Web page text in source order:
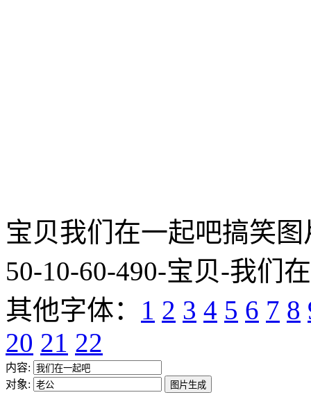
宝贝我们在一起吧搞笑图
50-10-60-490-宝贝-我们
其他字体： 1 2 3 4 5 6 7 8
20 21 22
内容:
对象: